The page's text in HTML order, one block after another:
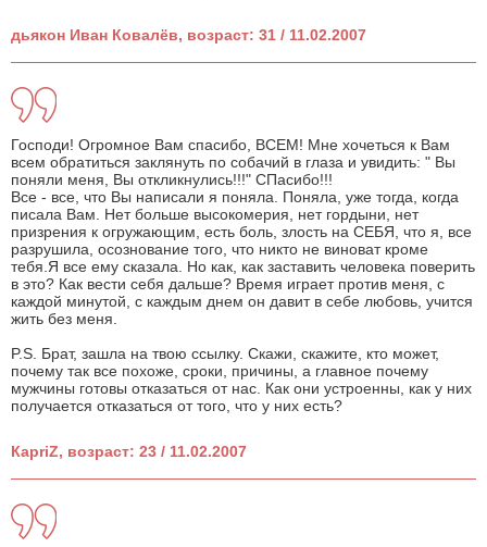
дьякон Иван Ковалёв, возраст: 31 / 11.02.2007
Господи! Огромное Вам спасибо, ВСЕМ! Мне хочеться к Вам
всем обратиться заклянуть по собачий в глаза и увидить: " Вы
поняли меня, Вы откликнулись!!!" СПасибо!!!
Все - все, что Вы написали я поняла. Поняла, уже тогда, когда
писала Вам. Нет больше высокомерия, нет гордыни, нет
призрения к огружающим, есть боль, злость на СЕБЯ, что я, все
разрушила, осознование того, что никто не виноват кроме
тебя.Я все ему сказала. Но как, как заставить человека поверить
в это? Как вести себя дальше? Время играет против меня, с
каждой минутой, с каждым днем он давит в себе любовь, учится
жить без меня.
P.S. Брат, зашла на твою ссылку. Скажи, скажите, кто может,
почему так все похоже, сроки, причины, а главное почему
мужчины готовы отказаться от нас. Как они устроенны, как у них
получается отказаться от того, что у них есть?
КapriZ, возраст: 23 / 11.02.2007